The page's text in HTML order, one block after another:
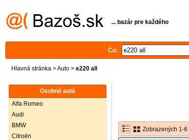
... bazár pre každého
Čo:
Hlavná stránka >Auto > e220 all
Osobné autá
Alfa Romeo
Audi
BMW
Citroën
Zobrazených 1-6